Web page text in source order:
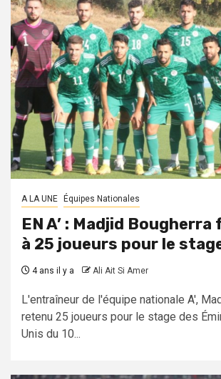
A LA UNE Équipes Nationales
EN A’ : Madjid
à 25 joueurs pour le
4 ans il y a Ali Ait Si Amer
L'entraîneur de l'équipe nationale A',
retenu 25 joueurs pour le stage des
Unis du 10...